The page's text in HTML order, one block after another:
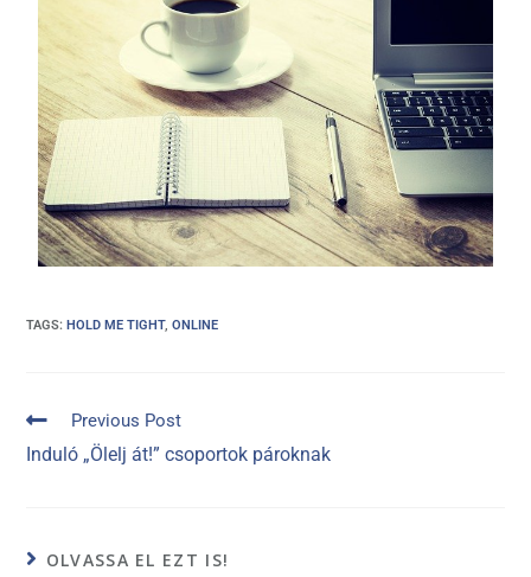
TAGS: HOLD ME TIGHT, ONLINE
Previous Post
Induló „Ölelj át!” csoportok pároknak
OLVASSA EL EZT IS!